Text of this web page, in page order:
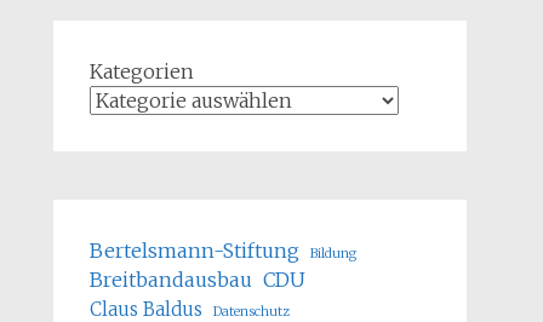
Kategorien
Bertelsmann-Stiftung Bildung
Breitbandausbau CDU
Claus Baldus Datenschutz